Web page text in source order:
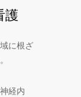
護
に根ざ
経内